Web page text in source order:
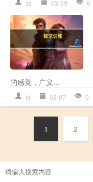
zy 03-09 0
的感觉，广义...
cj 03-07 0
1 2